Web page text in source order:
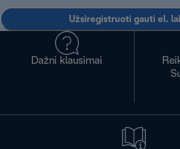
Užsiregistruoti gauti el.
Dažni klausimai